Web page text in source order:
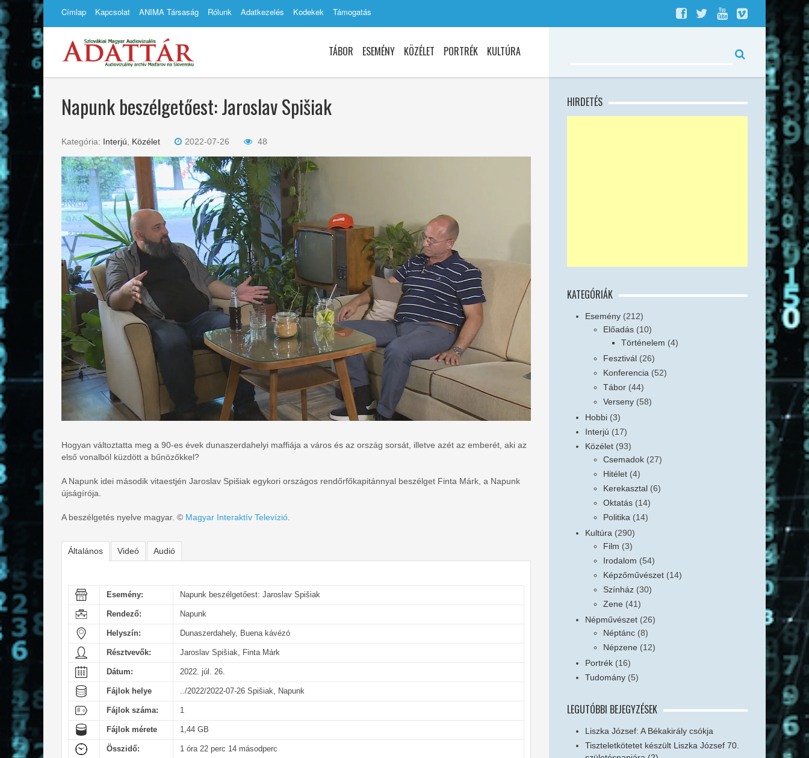
Címlap Kapcsolat ANIMA Társaság Rólunk Adatkezelés Kodekek Támogatás
TÁBOR ESEMÉNY KÖZÉLET PORTRÉK KULTÚRA
Napunk beszélgetőest: Jaroslav Spišiak
Kategória: Interjú Közélet 2022-07-26 48
Hogyan változtatta meg a 90-es évek dunaszerdahelyi maffiája a város és az ország sorsát, illetve azét az emberét, aki az
első vonalból küzdött a bűnözőkkel?
A Napunk idei második vitaestjén Jaroslav Spišiak egykori országos rendőrfőkapitánnyal beszélget Finta Márk, a Napunk
újságírója.
A beszélgetés nyelve magyar. © Magyar Interaktív Televízió
Általános Videó Audió
Esemény: Napunk beszélgetőest: Jaroslav Spišiak
Rendező: Napunk
Helyszín: Dunaszerdahely, Buena kávézó
Résztvevők: Jaroslav Spišiak, Finta Márk
Dátum: 2022. júl. 26.
Fájlok helye ../2022/2022-07-26 Spišiak, Napunk
Fájlok száma: 1
Fájlok mérete 1,44 GB
Összidő: 1 óra 22 perc 14 másodperc
HIRDETÉS
KATEGÓRIÁK
Esemény (212)
Előadás (10)
Történelem (4)
Fesztivál (26)
Konferencia (52)
Tábor (44)
Verseny (58)
Hobbi (3)
Interjú (17)
Közélet (93)
Csemadok (27)
Hitélet (4)
Kerekasztal (6)
Oktatás (14)
Politika (14)
Kultúra (290)
Film (3)
Irodalom (54)
Képzőművészet (14)
Színház (30)
Zene (41)
Népművészet (26)
Néptánc (8)
Népzene (12)
Portrék (16)
Tudomány (5)
LEGUTÓBBI BEJEGYZÉSEK
Liszka József: A Békakirály csókja
Tiszteletkötetet készült Liszka József 70.